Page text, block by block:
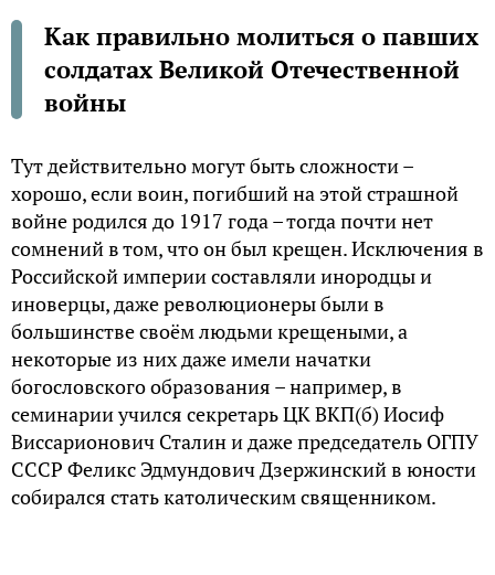
Как правильно молиться о павших
солдатах Великой Отечественной
войны
Тут действительно могут быть сложности –
хорошо, если воин, погибший на этой страшной
войне родился до 1917 года – тогда почти нет
сомнений в том, что он был крещен. Исключения в
Российской империи составляли инородцы и
иноверцы, даже революционеры были в
большинстве своём людьми крещеными, а
некоторые из них даже имели начатки
богословского образования – например, в
семинарии учился секретарь ЦК ВКП(б) Иосиф
Виссарионович Сталин и даже председатель ОГПУ
СССР Феликс Эдмундович Дзержинский в юности
собирался стать католическим священником.